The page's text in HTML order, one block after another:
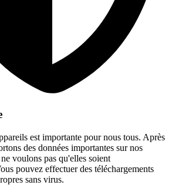
est importante pour nous tous. Après
des données importantes sur nos
voulons pas qu'elles soient
pouvez effectuer des téléchargements
sans virus.